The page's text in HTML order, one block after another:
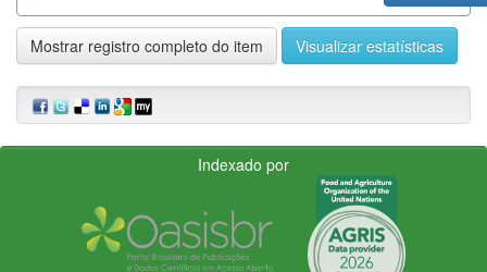
Mostrar registro completo do item Visualizar estatísticas
Indexado por